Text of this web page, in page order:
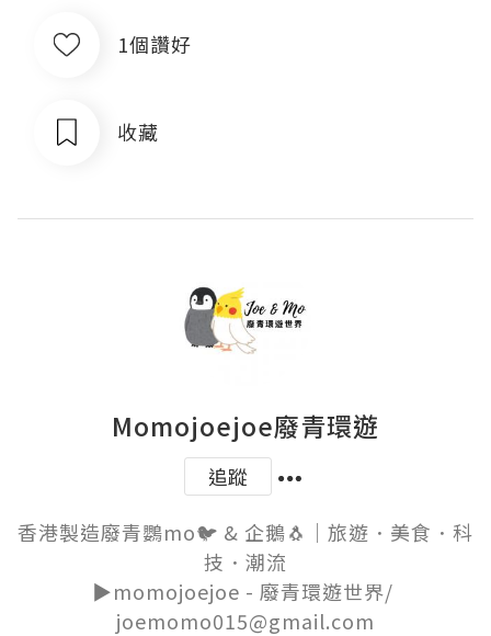
1個讚好
收藏
Momojoejoe廢青環遊
追蹤
香港製造廢青鸚mo🐦 & 企鵝🐧｜旅遊．美食．科
技．潮流
▶️momojoejoe - 廢青環遊世界/
joemomo015@gmail.com